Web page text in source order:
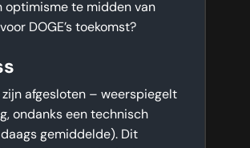
optimisme te midden van
DOGE’s toekomst?
afgesloten – weerspiegelt
ondanks een technisch
gemiddelde). Dit